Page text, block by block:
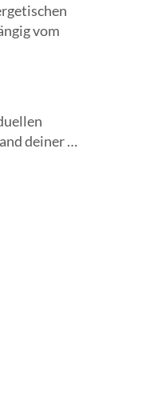
vom
deiner
positiv zu